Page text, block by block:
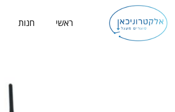
לתוכן
ראשי חנות